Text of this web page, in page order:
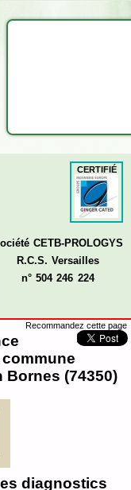
CERTIFIÉ
CETB-PROLOGYS
R.C.S. Versailles
n° 504 246 224
Recommandez cette page
Bornes (74350)
diagnostics